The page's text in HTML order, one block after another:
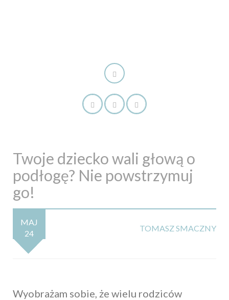
Twoje dziecko wali głową o
podłogę? Nie powstrzymuj
go!
MAJ
24
TOMASZ SMACZNY
Wyobrażam sobie, że wielu rodziców